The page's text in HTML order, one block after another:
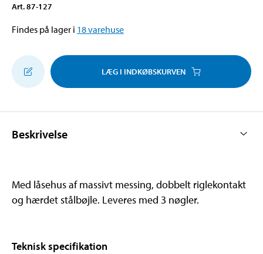
Art.87-127
Findes på lager i 18varehuse
LÆG I INDKØBSKURVEN
Beskrivelse
Med låsehus af massivt messing, dobbelt riglekontakt
og hærdet stålbøjle. Leveres med 3 nøgler.
Teknisk specifikation